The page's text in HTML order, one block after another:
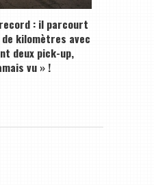
: il parcourt
kilomètres avec
deux pick-up,
vu » !